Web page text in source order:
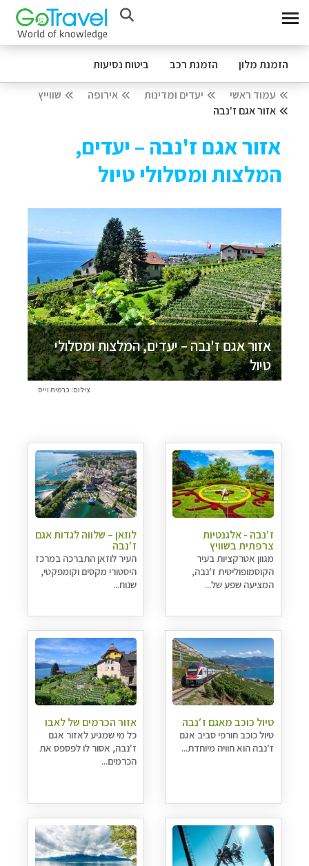
הזמנת מלון הזמנת רכב ביטוח נסיעות
עמוד ראשי יעדים ומדינות אירופה
שווייץ
אזור אגם ז'נבה
אזור אגם ז'נבה – יעדים,
המלצות ומסלולי טיול
אזור אגם ז'נבה – יעדים, המלצות ומסלולי
טיול
צילום: כרמית וייס
ז′נבה - אלגנטיות
צרפתית בשוויץ
מגוון אטרקציות בעיר
הקוסמופוליטית ז'נבה,
המציעה שפע של...
לוזאן – שלווה לגדות אגם
ז′נבה
העיר לוזאן התברכה במרכז
היסטורי מקסים וקומפקטי,
שנוח...
טיול כוכב מאגם ז′נבה
טיול כוכב חורפי סביב אגם
ז'נבה הוא חוויה מיוחדת...
אזור הכרמים של לאבו
כל מי שמגיע לאזור אגם
ז'נבה, אסור לו לפספס את
הכרמים...